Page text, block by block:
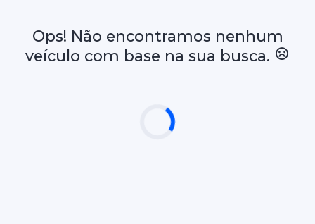
Ops! Não encontramos nenhum
veículo com base na sua busca.